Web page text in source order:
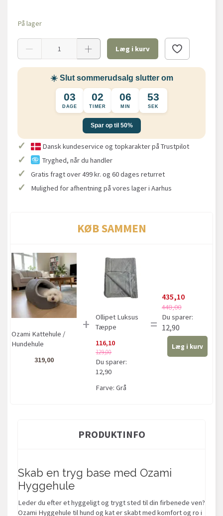
På lager
Læg i kurv
☀️ Slut sommerudsalg slutter om
03
DAGE
02
TIMER
06
MIN
53
SEK
Spar op til 50%
✓ Dansk kundeservice og topkarakter på Trustpilot
✓ Tryghed, når du handler
✓ Gratis fragt over 499 kr. og 60 dages returret
✓ Mulighed for afhentning på vores lager i Aarhus
KØB SAMMEN
Ozami Kattehule /
Hundehule
319,00
+
Ollipet Luksus
Tæppe
116,10
129,00
Du sparer:
12,90
Farve: Grå
=
435,10
448,00
Du sparer:
12,90
Læg i kurv
PRODUKTINFO
Skab en tryg base med Ozami
Hyggehule
Leder du efter et hyggeligt og trygt sted til din firbenede ven?
Ozami Hyggehule til hund og kat er skabt med komfort og ro i